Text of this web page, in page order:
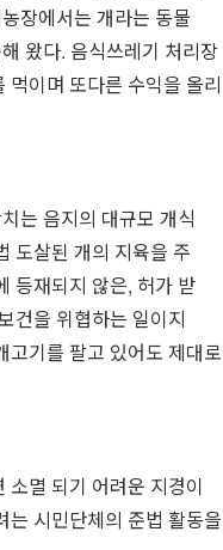
장에서는 개라는 동물
왔다. 음식쓰레기 처리장
이며 또다른 수익을 올리
는 음지의 대규모 개식
도살된 개의 지육을 주
등재되지 않은, 허가 받
건을 위협하는 일이지
고기를 팔고 있어도 제대로
소멸 되기 어려운 지경이
는 시민단체의 준법 활동을